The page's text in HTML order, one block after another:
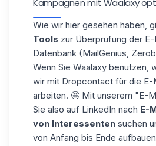
Kampagnen mit Waalaxy
Wie wir hier gesehen haben,
Tools zur Überprüfung der
Datenbank (MailGenius,
Wenn Sie Waalaxy benutzen,
wir mit Dropcontact für die E-
arbeiten. 🤩 Mit unserem "E-
Sie also auf LinkedIn nach E-
von Interessenten suchen
von Anfang bis Ende